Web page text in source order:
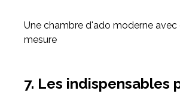
Une chambre d'ado moderne avec
mesure
7. Les indispensables